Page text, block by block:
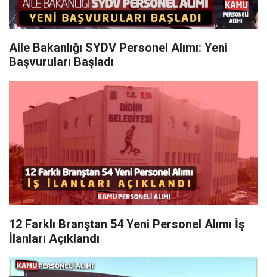
Aile Bakanlığı SYDV Personel Alımı: Yeni
Başvuruları Başladı
12 Farklı Branştan 54 Yeni Personel Alımı İş
İlanları Açıklandı